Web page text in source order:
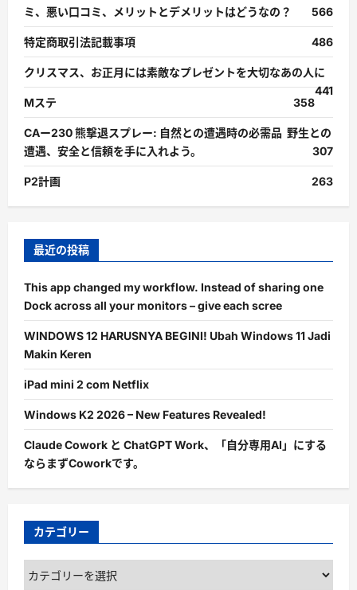
ミ、悪い口コミ、メリットとデメリットはどうなの？
566
特定商取引法記載事項 486
クリスマス、お正月には素敵なプレゼントを大切なあの人に
441
Mステ
358
CAー230 熊撃退スプレー: 自然との遭遇時の必需品 野生との
遭遇、安全と信頼を手に入れよう。
307
P2計画 263
最近の投稿
This app changed my workflow. Instead of sharing one
Dock across all your monitors – give each scree
WINDOWS 12 HARUSNYA BEGINI! Ubah Windows 11 Jadi
Makin Keren
iPad mini 2 com Netflix
Windows K2 2026 – New Features Revealed!
Claude Cowork と ChatGPT Work、「自分専用AI」にする
ならまずCoworkです。
カテゴリー
カ